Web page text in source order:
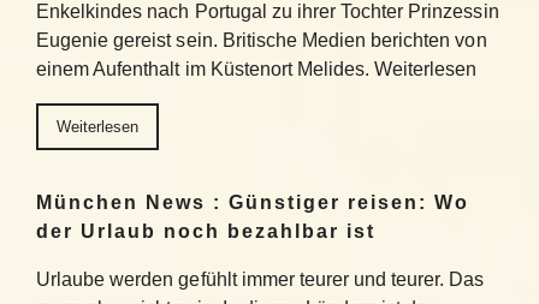
Enkelkindes nach Portugal zu ihrer Tochter Prinzessin
Eugenie gereist sein. Britische Medien berichten von
einem Aufenthalt im Küstenort Melides. Weiterlesen
Weiterlesen
München News : Günstiger reisen: Wo
der Urlaub noch bezahlbar ist
Urlaube werden gefühlt immer teurer und teurer. Das